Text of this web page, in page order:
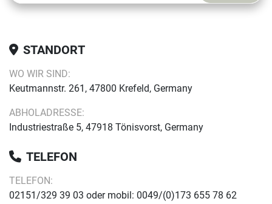
STANDORT
WO WIR SIND:
Keutmannstr. 261, 47800 Krefeld, Germany
ABHOLADRESSE:
Industriestraße 5, 47918 Tönisvorst, Germany
TELEFON
TELEFON:
02151/329 39 03 oder mobil: 0049/(0)173 655 78 62